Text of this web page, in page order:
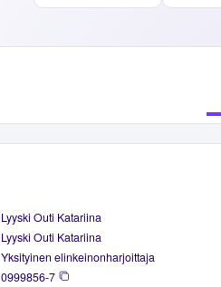
Lyyski Outi Katariina
Lyyski Outi Katariina
Yksityinen elinkeinonharjoittaja
0999856-7